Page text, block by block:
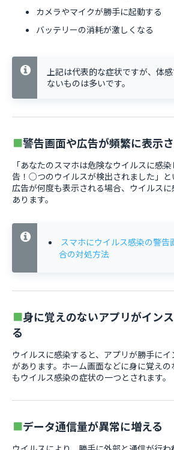
カメラやマイクが勝手に起動する
バッテリーの消耗が激しくなる
上記は代表的な症状ですが、体
ないものは多いです。
警告画面や広告が頻繁に表示
「あなたのスマホは危険なウイルスに感
告！○つのウイルスが検出されました」
広告が何度も表示される場合、ウイルス
あります。
スマホにウイルス感染の警告
合の対処方法
身に覚えのないアプリがイン
る
ウイルスに感染すると、アプリが勝手に
があります。ホーム画面などに身に覚え
もウイルス感染の症状の一つとされます。
データ通信量が異常に増える